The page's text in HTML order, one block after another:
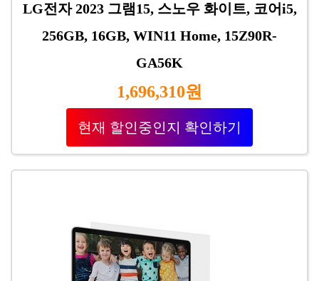
LG전자 2023 그램15, 스노우 화이트, 코어i5,
256GB, 16GB, WIN11 Home, 15Z90R-
GA56K
1,696,310원
현재 할인중인지 확인하기